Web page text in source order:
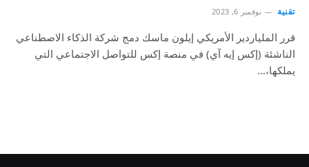
تقنية نوفمبر 6, 2023
قرر الملياردير الأمريكي إيلون ماسك دمج شركة الذكاء الاصطناعي
الناشئة (إكس إيه آي) في منصة إكس للتواصل الاجتماعي التي
يملكها،…